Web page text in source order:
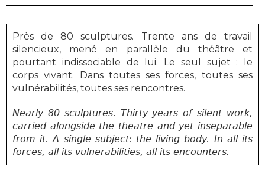
Près de 80 sculptures. Trente ans de travail
silencieux, mené en parallèle du théâtre et
pourtant indissociable de lui. Le seul sujet : le
corps vivant. Dans toutes ses forces, toutes ses
vulnérabilités, toutes ses rencontres.
Nearly 80 sculptures. Thirty years of silent work,
carried alongside the theatre and yet inseparable
from it. A single subject: the living body. In all its
forces, all its vulnerabilities, all its encounters.